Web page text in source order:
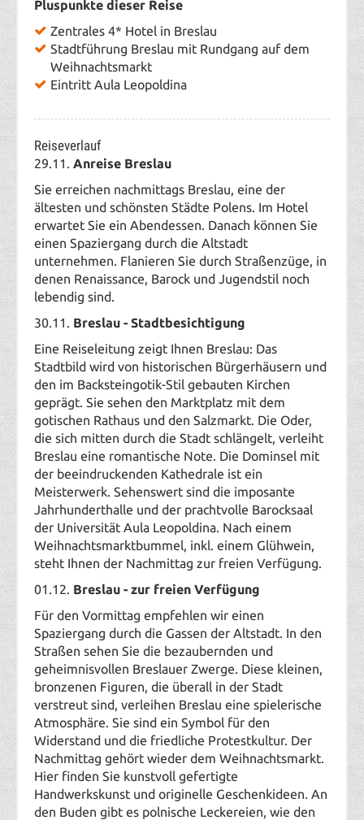
Pluspunkte dieser Reise
Zentrales 4* Hotel in Breslau
Stadtführung Breslau mit Rundgang auf dem
Weihnachtsmarkt
Eintritt Aula Leopoldina
Reiseverlauf
29.11. Anreise Breslau
Sie erreichen nachmittags Breslau, eine der
ältesten und schönsten Städte Polens. Im Hotel
erwartet Sie ein Abendessen. Danach können Sie
einen Spaziergang durch die Altstadt
unternehmen. Flanieren Sie durch Straßenzüge, in
denen Renaissance, Barock und Jugendstil noch
lebendig sind.
30.11. Breslau - Stadtbesichtigung
Eine Reiseleitung zeigt Ihnen Breslau: Das
Stadtbild wird von historischen Bürgerhäusern und
den im Backsteingotik-Stil gebauten Kirchen
geprägt. Sie sehen den Marktplatz mit dem
gotischen Rathaus und den Salzmarkt. Die Oder,
die sich mitten durch die Stadt schlängelt, verleiht
Breslau eine romantische Note. Die Dominsel mit
der beeindruckenden Kathedrale ist ein
Meisterwerk. Sehenswert sind die imposante
Jahrhunderthalle und der prachtvolle Barocksaal
der Universität Aula Leopoldina. Nach einem
Weihnachtsmarktbummel, inkl. einem Glühwein,
steht Ihnen der Nachmittag zur freien Verfügung.
01 .12. Breslau - zur freien Verfügung
Für den Vormittag empfehlen wir einen
Spaziergang durch die Gassen der Altstadt. In den
Straßen sehen Sie die bezaubernden und
geheimnisvollen Breslauer Zwerge. Diese kleinen,
bronzenen Figuren, die überall in der Stadt
verstreut sind, verleihen Breslau eine spielerische
Atmosphäre. Sie sind ein Symbol für den
Widerstand und die friedliche Protestkultur. Der
Nachmittag gehört wieder dem Weihnachtsmarkt.
Hier finden Sie kunstvoll gefertigte
Handwerkskunst und originelle Geschenkideen. An
den Buden gibt es polnische Leckereien, wie den